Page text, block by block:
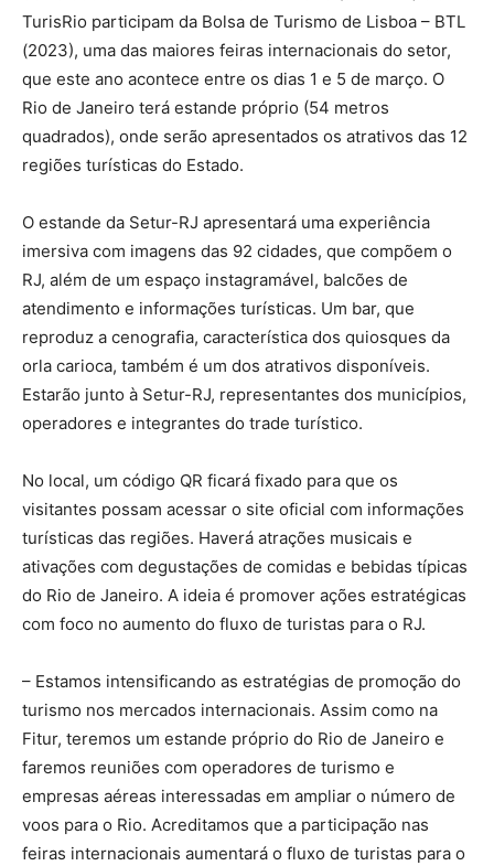
TurisRio participam da Bolsa de Turismo de Lisboa – BTL
(2023), uma das maiores feiras internacionais do setor,
que este ano acontece entre os dias 1 e 5 de março. O
Rio de Janeiro terá estande próprio (54 metros
quadrados), onde serão apresentados os atrativos das 12
regiões turísticas do Estado.
O estande da Setur-RJ apresentará uma experiência
imersiva com imagens das 92 cidades, que compõem o
RJ, além de um espaço instagramável, balcões de
atendimento e informações turísticas. Um bar, que
reproduz a cenografia, característica dos quiosques da
orla carioca, também é um dos atrativos disponíveis.
Estarão junto à Setur-RJ, representantes dos municípios,
operadores e integrantes do trade turístico.
No local, um código QR ficará fixado para que os
visitantes possam acessar o site oficial com informações
turísticas das regiões. Haverá atrações musicais e
ativações com degustações de comidas e bebidas típicas
do Rio de Janeiro. A ideia é promover ações estratégicas
com foco no aumento do fluxo de turistas para o RJ.
– Estamos intensificando as estratégias de promoção do
turismo nos mercados internacionais. Assim como na
Fitur, teremos um estande próprio do Rio de Janeiro e
faremos reuniões com operadores de turismo e
empresas aéreas interessadas em ampliar o número de
voos para o Rio. Acreditamos que a participação nas
feiras internacionais aumentará o fluxo de turistas para o